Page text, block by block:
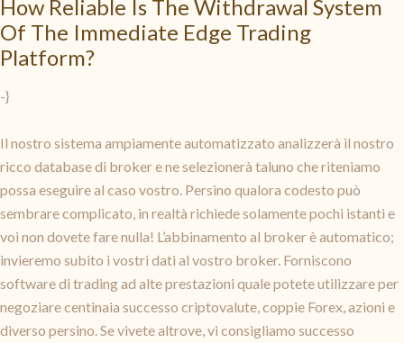
How Reliable Is The Withdrawal System
Of The Immediate Edge Trading
Platform?
-}
Il nostro sistema ampiamente automatizzato analizzerà il nostro
ricco database di broker e ne selezionerà taluno che riteniamo
possa eseguire al caso vostro. Persino qualora codesto può
sembrare complicato, in realtà richiede solamente pochi istanti e
voi non dovete fare nulla! L’abbinamento al broker è automatico;
invieremo subito i vostri dati al vostro broker. Forniscono
software di trading ad alte prestazioni quale potete utilizzare per
negoziare centinaia successo criptovalute, coppie Forex, azioni e
diverso persino. Se vivete altrove, vi consigliamo successo